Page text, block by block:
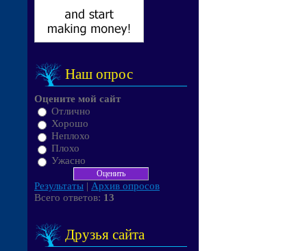
Наш опрос
Оцените мой сайт
Отлично
Хорошо
Неплохо
Плохо
Ужасно
Результаты | Архив опросов
Всего ответов: 13
Друзья сайта